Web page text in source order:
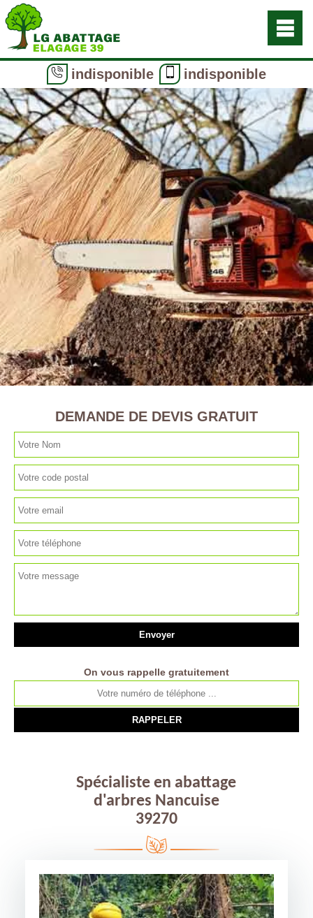
indisponible indisponible
DEMANDE DE DEVIS GRATUIT
On vous rappelle gratuitement
Spécialiste en abattage
d'arbres Nancuise
39270